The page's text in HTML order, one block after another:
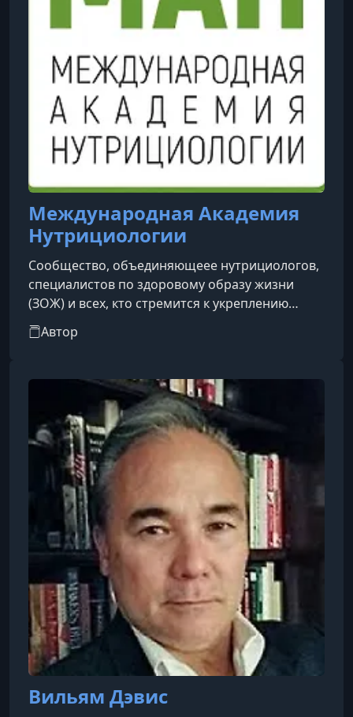
Международная Академия
Нутрициологии
Сообщество, объединяющеее нутрициологов,
специалистов по здоровому образу жизни
(ЗОЖ) и всех, кто стремится к укреплению
здоровья и самореализации в этой сфере.
Автор
​Вильям Дэвис